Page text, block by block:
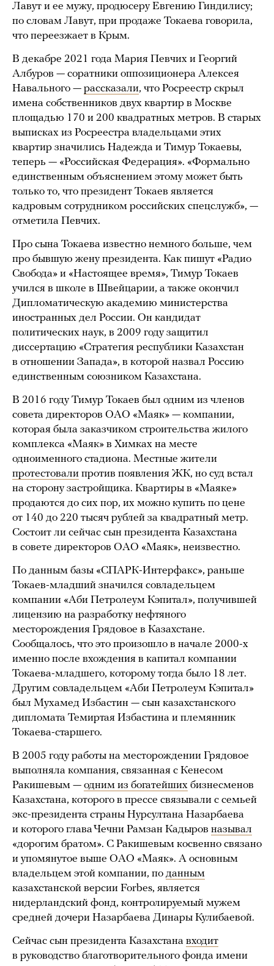
Лавут и ее мужу, продюсеру Евгению Гиндилису;
по словам Лавут, при продаже Токаева говорила,
что переезжает в Крым.
В декабре 2021 года Мария Певчих и Георгий
Албуров — соратники оппозиционера Алексея
Навального — рассказали, что Росреестр скрыл
имена собственников двух квартир в Москве
площадью 170 и 200 квадратных метров. В старых
выписках из Росреестра владельцами этих
квартир значились Надежда и Тимур Токаевы,
теперь — «Российская Федерация». «Формально
единственным объяснением этому может быть
только то, что президент Токаев является
кадровым сотрудником российских спецслужб», —
отметила Певчих.
Про сына Токаева известно немного больше, чем
про бывшую жену президента. Как пишут «Радио
Свобода» и «Настоящее время», Тимур Токаев
учился в школе в Швейцарии, а также окончил
Дипломатическую академию министерства
иностранных дел России. Он кандидат
политических наук, в 2009 году защитил
диссертацию «Стратегия республики Казахстан
в отношении Запада», в которой назвал Россию
единственным союзником Казахстана.
В 2016 году Тимур Токаев был одним из членов
совета директоров ОАО «Маяк» — компании,
которая была заказчиком строительства жилого
комплекса «Маяк» в Химках на месте
одноименного стадиона. Местные жители
протестовали против появления ЖК, но суд встал
на сторону застройщика. Квартиры в «Маяке»
продаются до сих пор, их можно купить по цене
от 140 до 220 тысяч рублей за квадратный метр.
Состоит ли сейчас сын президента Казахстана
в совете директоров ОАО «Маяк», неизвестно.
По данным базы «СПАРК-Интерфакс», раньше
Токаев-младший значился совладельцем
компании «Аби Петролеум Кэпитал», получившей
лицензию на разработку нефтяного
месторождения Грядовое в Казахстане.
Сообщалось, что это произошло в начале 2000-х
именно после вхождения в капитал компании
Токаева-младшего, которому тогда было 18 лет.
Другим совладельцем «Аби Петролеум Кэпитал»
был Мухамед Избастин — сын казахстанского
дипломата Темиртая Избастина и племянник
Токаева-старшего.
В 2005 году работы на месторождении Грядовое
выполняла компания, связанная с Кенесом
Ракишевым — одним из богатейших бизнесменов
Казахстана, которого в прессе связывали с семьей
экс-президента страны Нурсултана Назарбаева
и которого глава Чечни Рамзан Кадыров называл
«дорогим братом». С Ракишевым косвенно связано
и упомянутое выше ОАО «Маяк». А основным
владельцем этой компании, по данным
казахстанской версии Forbes, является
нидерландский фонд, контролируемый мужем
средней дочери Назарбаева Динары Кулибаевой.
Сейчас сын президента Казахстана входит
в руководство благотворительного фонда имени